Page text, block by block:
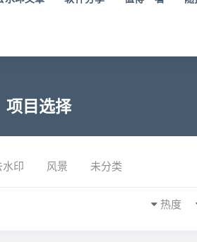
项目选择
水印 风景 未分类
热度